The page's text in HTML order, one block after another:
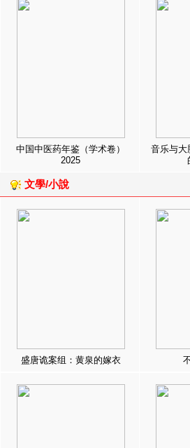
中国中医药年鉴（学术卷）
2025
音乐与大
文學/小說
盛唐诡案组：黄泉的嫁衣